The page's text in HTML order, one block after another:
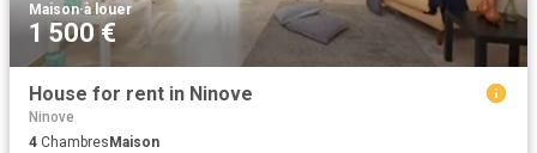
Maison·à louer
1 500 €
House for rent in Ninove
Ninove
4 Chambres Maison